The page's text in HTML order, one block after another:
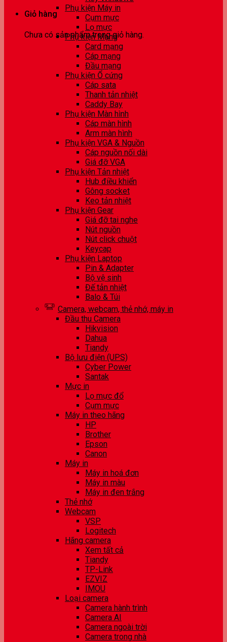
Giỏ hàng
Chưa có sản phẩm trong giỏ hàng.
Phụ kiện Máy in
Cụm mực
Lọ mực
Phụ kiện Mạng
Card mạng
Cáp mạng
Đầu mạng
Phụ kiện Ổ cứng
Cáp sata
Thanh tản nhiệt
Caddy Bay
Phụ kiện Màn hình
Cáp màn hình
Arm màn hình
Phụ kiện VGA & Nguồn
Cáp nguồn nối dài
Giá đỡ VGA
Phụ kiện Tản nhiệt
Hub điều khiển
Gông socket
Keo tản nhiệt
Phụ kiện Gear
Giá đỡ tai nghe
Nút nguồn
Nút click chuột
Keycap
Phụ kiện Laptop
Pin & Adapter
Bộ vệ sinh
Đế tản nhiệt
Balo & Túi
Camera, webcam, thẻ nhớ, máy in
Đầu thu Camera
Hikvision
Dahua
Tiandy
Bộ lưu điện (UPS)
Cyber Power
Santak
Mực in
Lọ mực đổ
Cụm mực
Máy in theo hãng
HP
Brother
Epson
Canon
Máy in
Máy in hoá đơn
Máy in màu
Máy in đen trắng
Thẻ nhớ
Webcam
VSP
Logitech
Hãng camera
Xem tất cả
Tiandy
TP-Link
EZVIZ
IMOU
Loại camera
Camera hành trình
Camera AI
Camera ngoài trời
Camera trong nhà